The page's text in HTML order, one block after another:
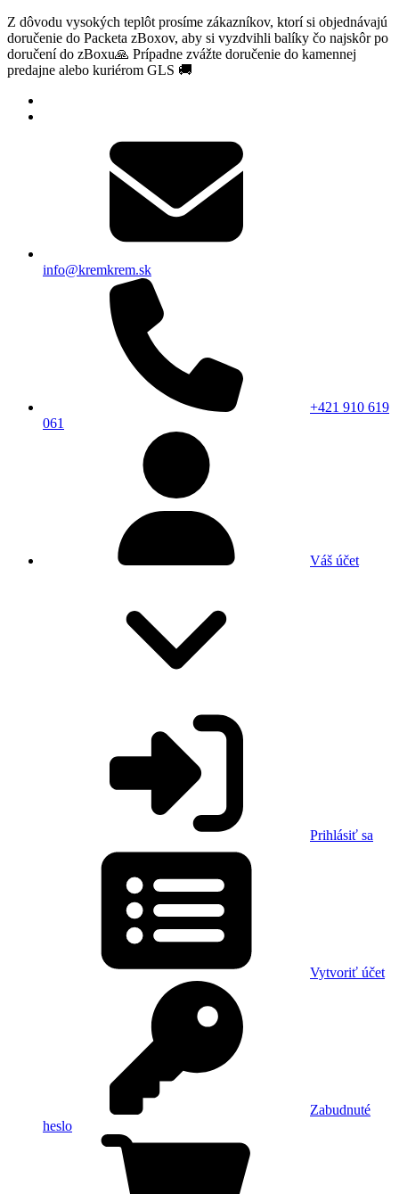
Z dôvodu vysokých teplôt prosíme zákazníkov, ktorí si objednávajú
doručenie do Packeta zBoxov, aby si vyzdvihli balíky čo najskôr po
doručení do zBoxu🙏 Prípadne zvážte doručenie do kamennej
predajne alebo kuriérom GLS 🚚
info@kremkrem.sk
+421 910 619
061
Váš účet
Prihlásiť sa
Vytvoriť účet
Zabudnuté
heslo